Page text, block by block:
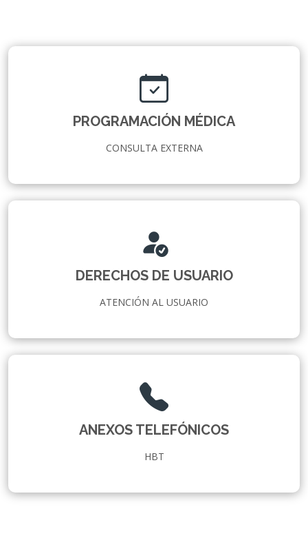
PROGRAMACIÓN MÉDICA
CONSULTA EXTERNA
DERECHOS DE USUARIO
ATENCIÓN AL USUARIO
ANEXOS TELEFÓNICOS
HBT